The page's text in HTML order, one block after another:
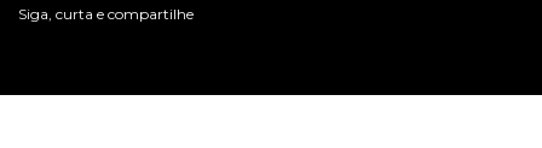
Siga, curta e compartilhe